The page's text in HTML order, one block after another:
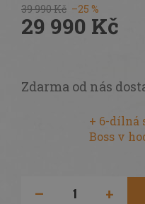
39 990 Kč –25 %
29 990 Kč
Zdarma od nás
+ 6-dílná
Boss v